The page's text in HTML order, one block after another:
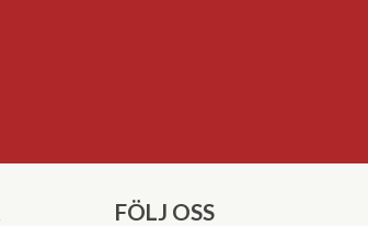
FÖLJ OSS